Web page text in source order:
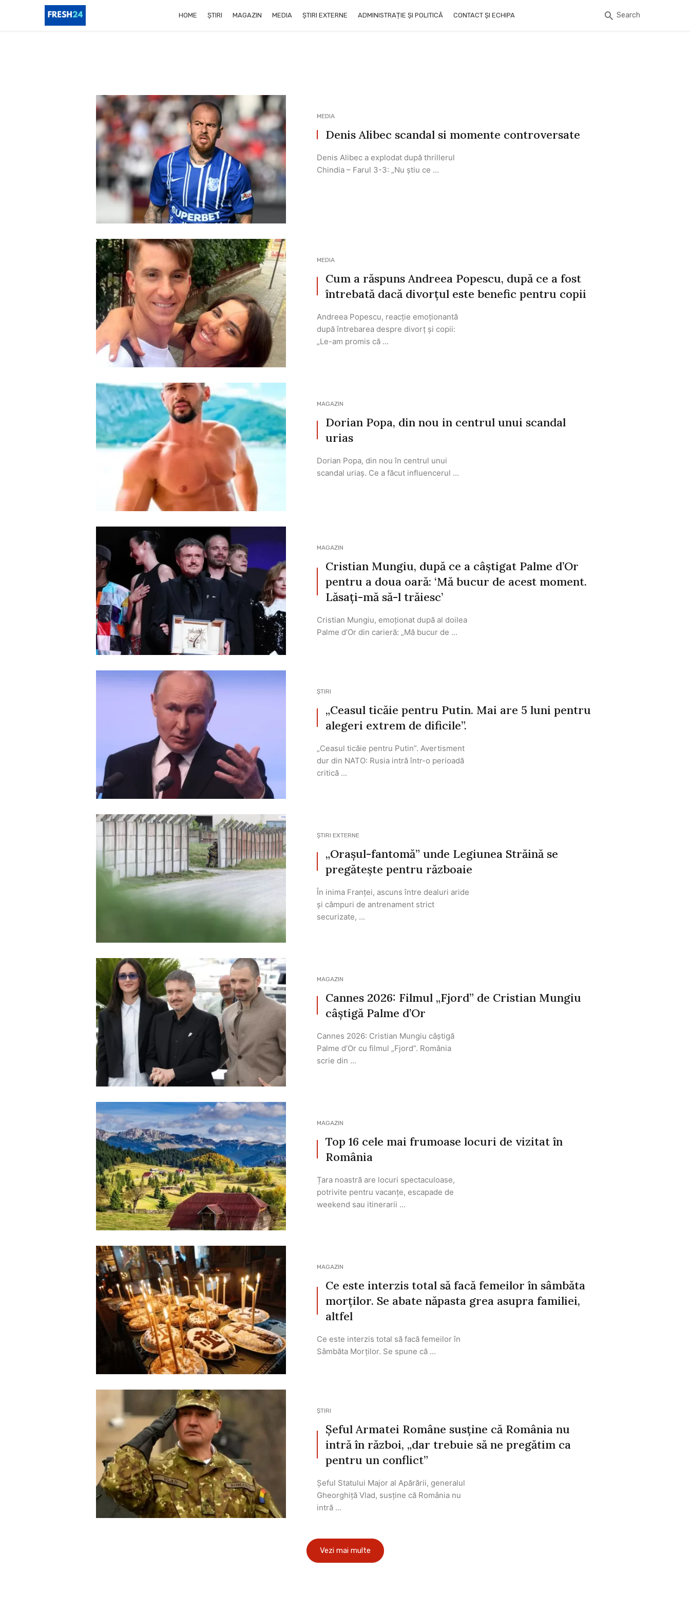
HOME ȘTIRI MAGAZIN MEDIA ȘTIRI EXTERNE ADMINISTRAȚIE ȘI POLITICĂ CONTACT ȘI ECHIPA Search
MEDIA
Denis Alibec scandal si momente controversate
Denis Alibec a explodat după thrillerul
Chindia – Farul 3-3: „Nu știu ce ...
MEDIA
Cum a răspuns Andreea Popescu, după ce a fost
întrebată dacă divorțul este benefic pentru copii
Andreea Popescu, reacție emoționantă
după întrebarea despre divorț și copii:
„Le-am promis că ...
MAGAZIN
Dorian Popa, din nou in centrul unui scandal
urias
Dorian Popa, din nou în centrul unui
scandal uriaș. Ce a făcut influencerul ...
MAGAZIN
Cristian Mungiu, după ce a câștigat Palme d’Or
pentru a doua oară: ‘Mă bucur de acest moment.
Lăsați-mă să-l trăiesc’
Cristian Mungiu, emoționat după al doilea
Palme d’Or din carieră: „Mă bucur de ...
ȘTIRI
„Ceasul ticăie pentru Putin. Mai are 5 luni pentru
alegeri extrem de dificile”.
„Ceasul ticăie pentru Putin”. Avertisment
dur din NATO: Rusia intră într-o perioadă
critică ...
ȘTIRI EXTERNE
„Orașul-fantomă” unde Legiunea Străină se
pregătește pentru războaie
În inima Franței, ascuns între dealuri aride
și câmpuri de antrenament strict
securizate, ...
MAGAZIN
Cannes 2026: Filmul „Fjord” de Cristian Mungiu
câștigă Palme d’Or
Cannes 2026: Cristian Mungiu câștigă
Palme d’Or cu filmul „Fjord”. România
scrie din ...
MAGAZIN
Top 16 cele mai frumoase locuri de vizitat în
România
Țara noastră are locuri spectaculoase,
potrivite pentru vacanțe, escapade de
weekend sau itinerarii ...
MAGAZIN
Ce este interzis total să facă femeilor în sâmbăta
morților. Se abate năpasta grea asupra familiei,
altfel
Ce este interzis total să facă femeilor în
Sâmbăta Morților. Se spune că ...
ȘTIRI
Șeful Armatei Române susține că România nu
intră în război, „dar trebuie să ne pregătim ca
pentru un conflict”
Şeful Statului Major al Apărării, generalul
Gheorghiţă Vlad, susține că România nu
intră ...
Vezi mai multe